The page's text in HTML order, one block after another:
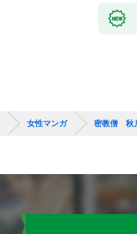
女性マンガ 密教僧 秋